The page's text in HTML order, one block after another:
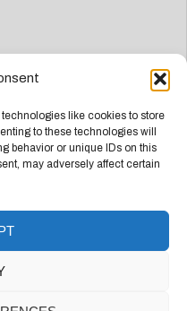
like cookies to store
to these technologies will
behavior or unique IDs on this
may adversely affect certain
Groep Webdesign